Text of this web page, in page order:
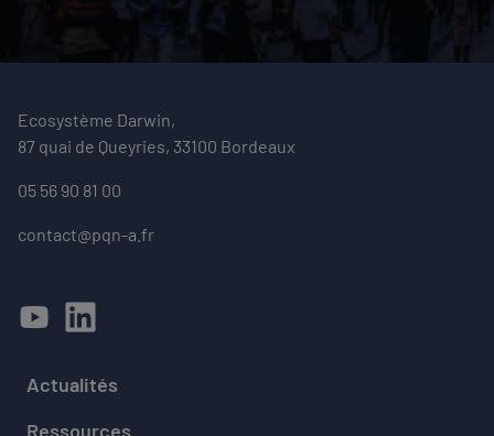
Ecosystème Darwin,
87 quai de Queyries, 33100 Bordeaux
05 56 90 81 00
contact@pqn-a.fr
Actualités
Ressources